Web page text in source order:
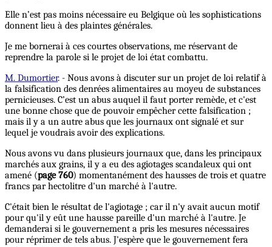
Elle n’est pas moins nécessaire eu Belgique où les sophistications
donnent lieu à des plaintes générales.
Je me bornerai à ces courtes observations, me réservant de
reprendre la parole si le projet de loi état combattu.
M. Dumortier. - Nous avons à discuter sur un projet de loi relatif à
la falsification des denrées alimentaires au moyeu de substances
pernicieuses. C’est un abus auquel il faut porter remède, et c'est
une bonne chose que de pouvoir empêcher cette falsification ;
mais il y a un autre abus que les journaux ont signalé et sur
lequel je voudrais avoir des explications.
Nous avons vu dans plusieurs journaux que, dans les principaux
marchés aux grains, il y a eu des agiotages scandaleux qui ont
amené (page 760) momentanément des hausses de trois et quatre
francs par hectolitre d'un marché à l'autre.
C'était bien le résultat de l'agiotage ; car il n'y avait aucun motif
pour qu'il y eût une hausse pareille d'un marché à l'autre. Je
demanderai si le gouvernement a pris les mesures nécessaires
pour réprimer de tels abus. J'espère que le gouvernement fera